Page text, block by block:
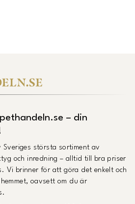
– din
största sortiment av
och inredning – alltid till bra priser
Vi brinner för att göra det enkelt och
oavsett om du är